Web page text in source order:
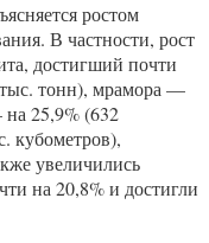
ростом
В частности, рост
достигший почти
тонн), мрамора —
25,9% (632
кубометров),
увеличились
на 20,8% и достигли